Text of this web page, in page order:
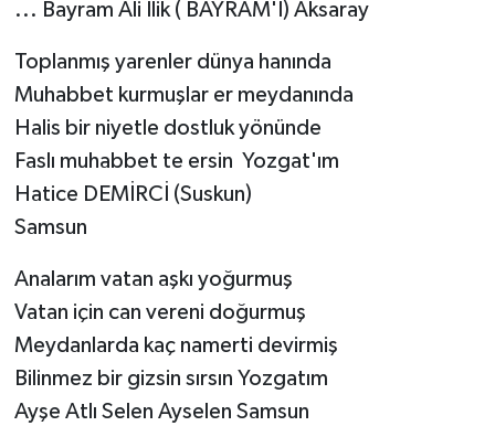
... Bayram Ali İlik ( BAYRAM'İ) Aksaray
Toplanmış yarenler dünya hanında
Muhabbet kurmuşlar er meydanında
Halis bir niyetle dostluk yönünde
Faslı muhabbet te ersin Yozgat'ım
Hatice DEMİRCİ (Suskun)
Samsun
Analarım vatan aşkı yoğurmuş
Vatan için can vereni doğurmuş
Meydanlarda kaç namerti devirmiş
Bilinmez bir gizsin sırsın Yozgatım
Ayşe Atlı Selen Ayselen Samsun